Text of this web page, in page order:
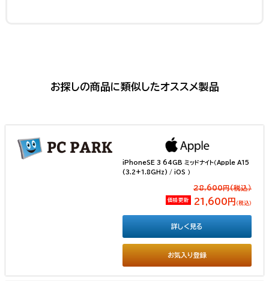
お探しの商品に類似したオススメ製品
iPhoneSE 3 64GB ミッドナイト（Apple A15
(3.2+1.8GHz) / iOS ）
28,600円(税込）
価格更新 21,600円 （税込）
お気入り登録
詳しく見る